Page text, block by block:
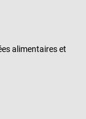
alimentaires et